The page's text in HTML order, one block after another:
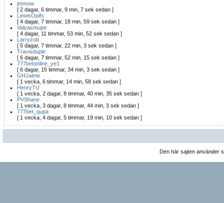
jmmow
[ 2 dagar, 6 timmar, 9 min, 7 sek sedan ]
LewisOpifs
[ 4 dagar, 7 timmar, 18 min, 59 sek sedan ]
Valyasmupe
[ 4 dagar, 11 timmar, 53 min, 52 sek sedan ]
Larryzob
[ 5 dagar, 7 timmar, 22 min, 3 sek sedan ]
Travisduple
[ 6 dagar, 7 timmar, 52 min, 15 sek sedan ]
777betonline_ye1
[ 6 dagar, 15 timmar, 34 min, 3 sek sedan ]
GHJaime
[ 1 vecka, 6 timmar, 14 min, 58 sek sedan ]
HenryTU
[ 1 vecka, 2 dagar, 8 timmar, 40 min, 35 sek sedan ]
PVShane
[ 1 vecka, 3 dagar, 8 timmar, 44 min, 3 sek sedan ]
777bet_qupa
[ 1 vecka, 4 dagar, 5 timmar, 19 min, 10 sek sedan ]
Den här sajten använder